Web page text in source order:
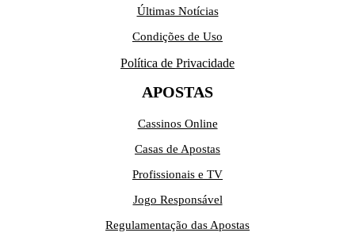
Últimas Notícias
Condições de Uso
Política de Privacidade
APOSTAS
Cassinos Online
Casas de Apostas
Profissionais e TV
Jogo Responsável
Regulamentação das Apostas